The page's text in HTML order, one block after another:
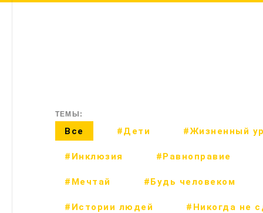
ТЕМЫ:
Все #Дети #Жизненный
#Инклюзия #Равноправие
#Мечтай #Будь человеком
#Истории людей #Никогда не